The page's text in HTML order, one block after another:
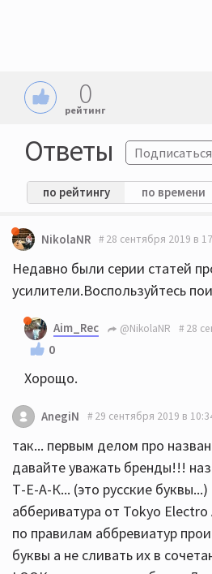
0
рейтинг
Ответы Подписаться
по рейтингу по времени
NikolaNR 28 сентября 2019 в
Недавно были серии статей
усилители.Воспользуйтесь
Aim_Rec @NikolaNR 28
0
Хорощо.
AnegiN 29 сентября 2019 в
так... первым делом про
давайте уважать бренды!!!
Т-Е-А-К... (это русские
аббериватура от Tokyo
по правилам аббревиатур
буквы а не сливать их в